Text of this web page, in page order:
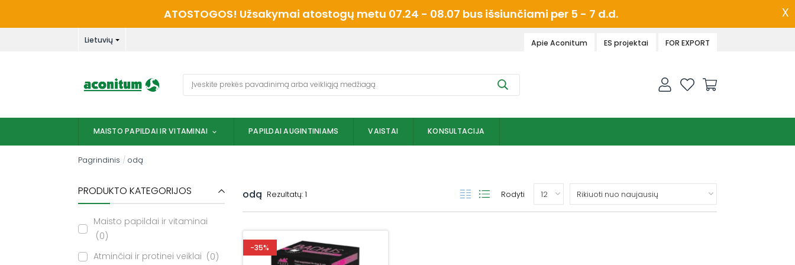
x
ATOSTOGOS! Užsakymai atostogų metu 07.24 - 08.07 bus išsiunčiami per 5 - 7 d.d.
Lietuvių Apie Aconitum ES projektai FOR EXPORT
Ieškoti:
MAISTO PAPILDAI IR VITAMINAI PAPILDAI AUGINTINIAMS VAISTAI KONSULTACIJA
Pagrindinis / odą
PRODUKTO KATEGORIJOS
Maisto papildai ir vitaminai
0
Atminčiai ir protinei veiklai
0
odą Rezultatų: 1 Rodyti
-35%